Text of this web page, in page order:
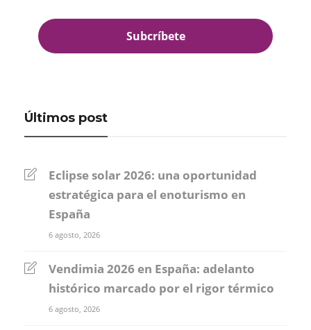
Últimos post
Eclipse solar 2026: una oportunidad
estratégica para el enoturismo en
España
6 agosto, 2026
Vendimia 2026 en España: adelanto
histórico marcado por el rigor térmico
6 agosto, 2026